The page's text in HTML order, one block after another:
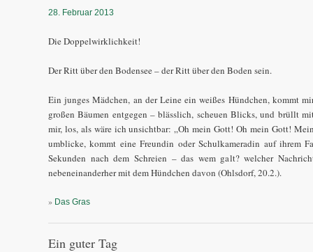
28. Februar 2013
Die Doppelwirklichkeit!
Der Ritt über den Bodensee – der Ritt über den Boden sein.
Ein junges Mädchen, an der Leine ein weißes Hündchen, kommt
großen Bäumen entgegen – blässlich, scheuen Blicks, und brüllt
mir, los, als wäre ich unsichtbar: „Oh mein Gott! Oh mein Gott!
umblicke, kommt eine Freundin oder Schulkameradin auf ihrem
Sekunden nach dem Schreien – das wem galt? welcher
nebeneinanderher mit dem Hündchen davon (Ohlsdorf, 20.2.).
» Das Gras
Ein guter Tag